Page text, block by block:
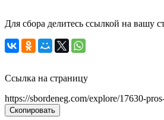
Для сбора делитесь ссылкой на вашу
Ссылка на страницу
https://sbordeneg.com/explore/17630-
Скопировать